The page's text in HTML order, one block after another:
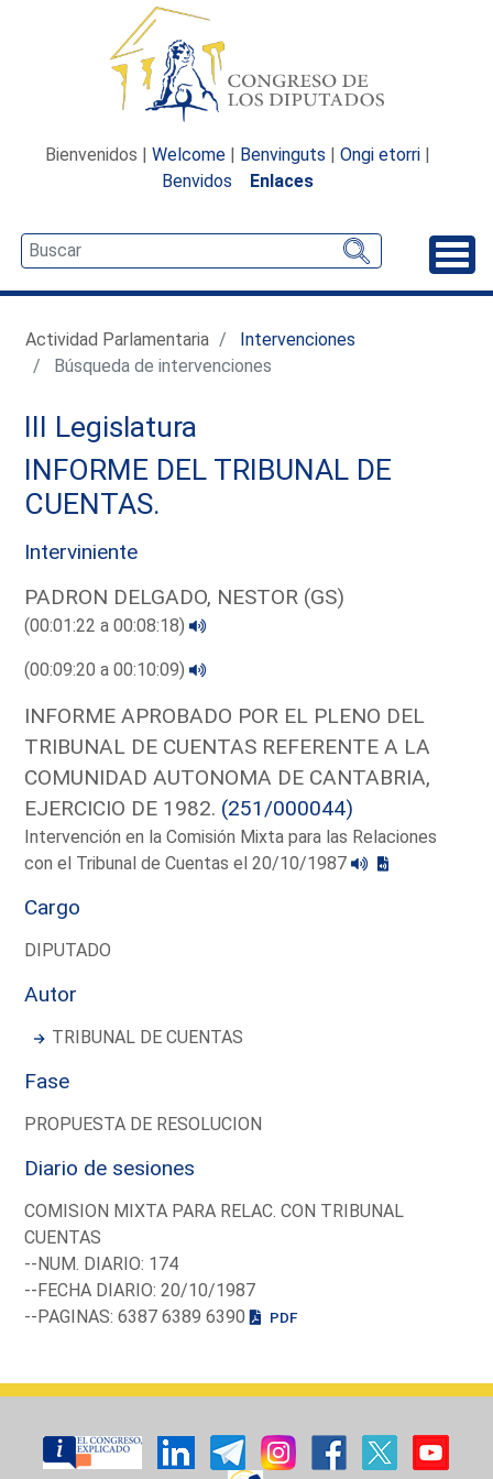
Bienvenidos | Welcome | Benvinguts | Ongi etorri |
Benvidos
Enlaces
Actividad Parlamentaria
Intervenciones
Búsqueda de intervenciones
III Legislatura
INFORME DEL TRIBUNAL DE
CUENTAS.
Interviniente
PADRON DELGADO, NESTOR (GS)
(00:01:22 a 00:08:18)
(00:09:20 a 00:10:09)
INFORME APROBADO POR EL PLENO DEL
TRIBUNAL DE CUENTAS REFERENTE A LA
COMUNIDAD AUTONOMA DE CANTABRIA,
EJERCICIO DE 1982. (251/000044)
Intervención en la Comisión Mixta para las Relaciones
con el Tribunal de Cuentas el 20/10/1987
Cargo
DIPUTADO
Autor
TRIBUNAL DE CUENTAS
Fase
PROPUESTA DE RESOLUCION
Diario de sesiones
COMISION MIXTA PARA RELAC. CON TRIBUNAL
CUENTAS
--NUM. DIARIO: 174
--FECHA DIARIO: 20/10/1987
--PAGINAS: 6387 6389 6390
PDF